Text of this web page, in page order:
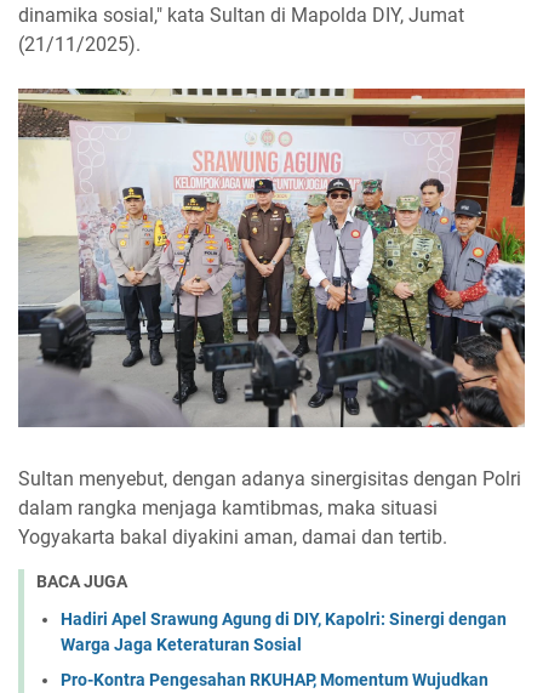
dinamika sosial," kata Sultan di Mapolda DIY, Jumat
(21/11/2025).
Sultan menyebut, dengan adanya sinergisitas dengan Polri
dalam rangka menjaga kamtibmas, maka situasi
Yogyakarta bakal diyakini aman, damai dan tertib.
BACA JUGA
Hadiri Apel Srawung Agung di DIY, Kapolri: Sinergi dengan
Warga Jaga Keteraturan Sosial
Pro-Kontra Pengesahan RKUHAP, Momentum Wujudkan